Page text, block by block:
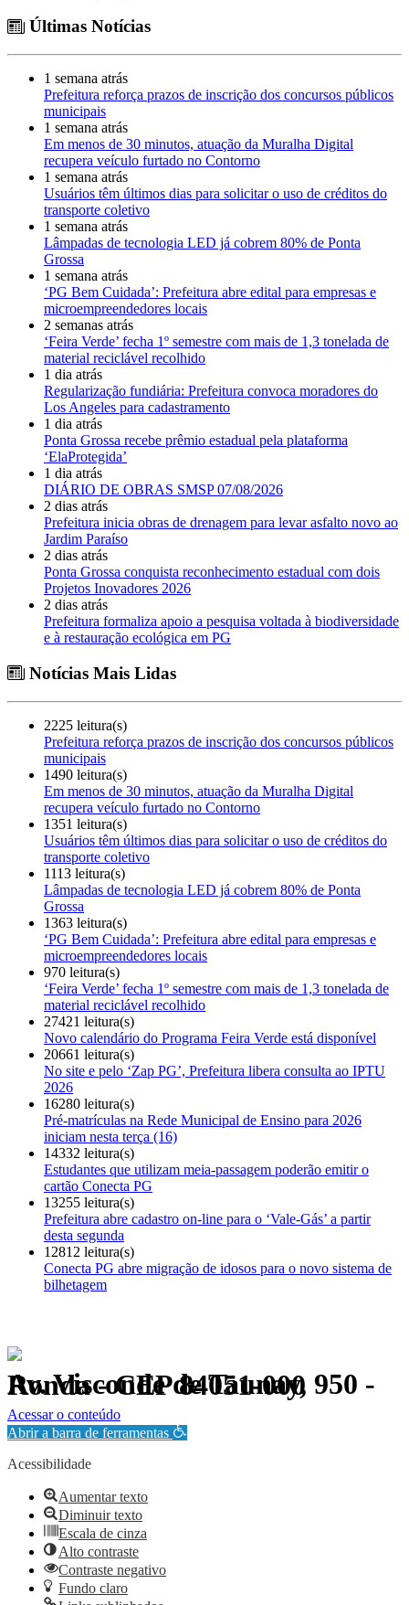
Últimas Notícias
1 semana atrás
Prefeitura reforça prazos de inscrição dos concursos públicos
municipais
1 semana atrás
Em menos de 30 minutos, atuação da Muralha Digital
recupera veículo furtado no Contorno
1 semana atrás
Usuários têm últimos dias para solicitar o uso de créditos do
transporte coletivo
1 semana atrás
Lâmpadas de tecnologia LED já cobrem 80% de Ponta
Grossa
1 semana atrás
‘PG Bem Cuidada’: Prefeitura abre edital para empresas e
microempreendedores locais
2 semanas atrás
‘Feira Verde’ fecha 1º semestre com mais de 1,3 tonelada de
material reciclável recolhido
1 dia atrás
Regularização fundiária: Prefeitura convoca moradores do
Los Angeles para cadastramento
1 dia atrás
Ponta Grossa recebe prêmio estadual pela plataforma
‘ElaProtegida’
1 dia atrás
DIÁRIO DE OBRAS SMSP 07/08/2026
2 dias atrás
Prefeitura inicia obras de drenagem para levar asfalto novo ao
Jardim Paraíso
2 dias atrás
Ponta Grossa conquista reconhecimento estadual com dois
Projetos Inovadores 2026
2 dias atrás
Prefeitura formaliza apoio a pesquisa voltada à biodiversidade
e à restauração ecológica em PG
Notícias Mais Lidas
2225 leitura(s)
Prefeitura reforça prazos de inscrição dos concursos públicos
municipais
1490 leitura(s)
Em menos de 30 minutos, atuação da Muralha Digital
recupera veículo furtado no Contorno
1351 leitura(s)
Usuários têm últimos dias para solicitar o uso de créditos do
transporte coletivo
1113 leitura(s)
Lâmpadas de tecnologia LED já cobrem 80% de Ponta
Grossa
1363 leitura(s)
‘PG Bem Cuidada’: Prefeitura abre edital para empresas e
microempreendedores locais
970 leitura(s)
‘Feira Verde’ fecha 1º semestre com mais de 1,3 tonelada de
material reciclável recolhido
27421 leitura(s)
Novo calendário do Programa Feira Verde está disponível
20661 leitura(s)
No site e pelo ‘Zap PG’, Prefeitura libera consulta ao IPTU
2026
16280 leitura(s)
Pré-matrículas na Rede Municipal de Ensino para 2026
iniciam nesta terça (16)
14332 leitura(s)
Estudantes que utilizam meia-passagem poderão emitir o
cartão Conecta PG
13255 leitura(s)
Prefeitura abre cadastro on-line para o ‘Vale-Gás’ a partir
desta segunda
12812 leitura(s)
Conecta PG abre migração de idosos para o novo sistema de
bilhetagem
Av. Visconde de Taunay, 950 - Ronda - CEP 84051-000
Política de Privacidade.
Acessar o conteúdo
Abrir a barra de ferramentas
Acessibilidade
Aumentar texto
Diminuir texto
Escala de cinza
Alto contraste
Contraste negativo
Fundo claro